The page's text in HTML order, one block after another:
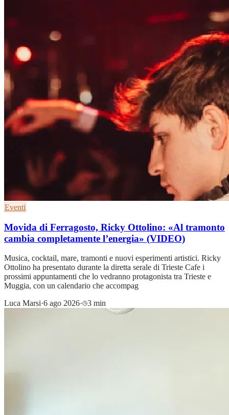
Eventi
Movida di Ferragosto, Ricky Ottolino: «Al tramonto
cambia completamente l’energia» (VIDEO)
Musica, cocktail, mare, tramonti e nuovi esperimenti artistici. Ricky
Ottolino ha presentato durante la diretta serale di Trieste Cafe i
prossimi appuntamenti che lo vedranno protagonista tra Trieste e
Muggia, con un calendario che accompag
Luca Marsi·6 ago 2026· 3 min